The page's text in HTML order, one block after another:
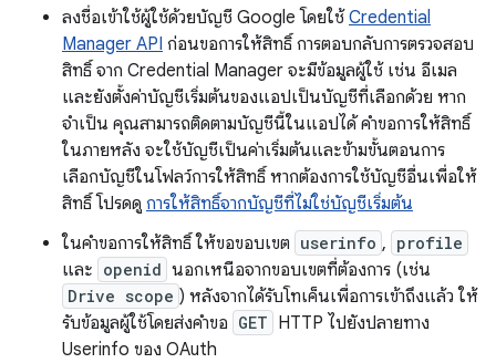
ลงชื่อเข้าใช้ผู้ใช้ด้วยบัญชี Google โดยใช้ Credential
Manager API ก่อนขอการให้สิทธิ์ การตอบกลับการตรวจสอบ
สิทธิ์ จาก Credential Manager จะมีข้อมูลผู้ใช้ เช่น อีเมล
และยังตั้งค่าบัญชีเริ่มต้นของแอปเป็นบัญชีที่เลือกด้วย หาก
จำเป็น คุณสามารถติดตามบัญชีนี้ในแอปได้ คำขอการให้สิทธิ์
ในภายหลัง จะใช้บัญชีเป็นค่าเริ่มต้นและข้ามขั้นตอนการ
เลือกบัญชีในโฟลว์การให้สิทธิ์ หากต้องการใช้บัญชีอื่นเพื่อให้
สิทธิ์ โปรดดู การให้สิทธิ์จากบัญชีที่ไม่ใช่บัญชีเริ่มต้น
ในคำขอการให้สิทธิ์ ให้ขอขอบเขต userinfo , profile
และ openid นอกเหนือจากขอบเขตที่ต้องการ (เช่น
Drive scope ) หลังจากได้รับโทเค็นเพื่อการเข้าถึงแล้ว ให้
รับข้อมูลผู้ใช้โดยส่งคำขอ GET HTTP ไปยังปลายทาง
Userinfo ของ OAuth